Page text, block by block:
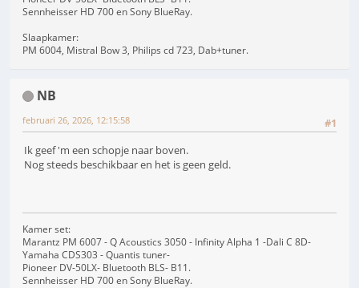
Sennheisser HD 700 en Sony BlueRay.
Slaapkamer:
PM 6004, Mistral Bow 3, Philips cd 723, Dab+tuner.
NB
#1
februari 26, 2026, 12:15:58
Ik geef 'm een schopje naar boven.
Nog steeds beschikbaar en het is geen geld.
Kamer set:
Marantz PM 6007 - Q Acoustics 3050 - Infinity Alpha 1 -Dali C 8D-
Yamaha CDS303 - Quantis tuner-
Pioneer DV-50LX- Bluetooth BLS- B11.
Sennheisser HD 700 en Sony BlueRay.